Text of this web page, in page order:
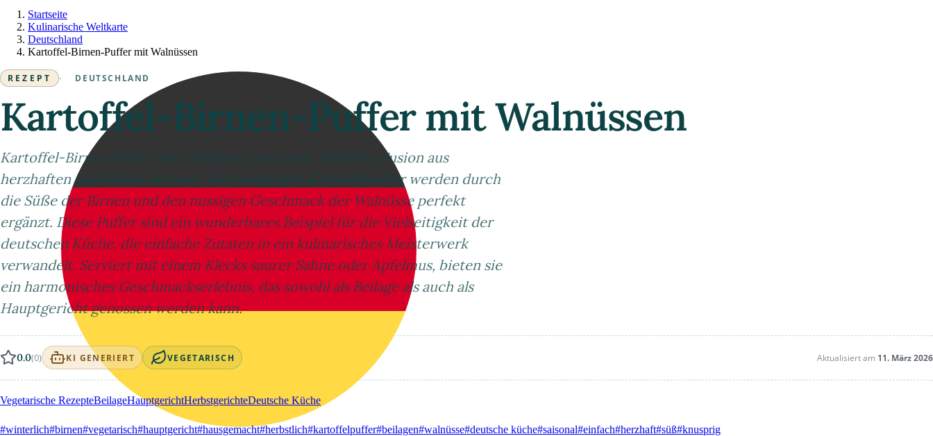
Startseite
Kulinarische Weltkarte
Deutschland
Kartoffel-Birnen-Puffer mit Walnüssen
REZEPT · DEUTSCHLAND
Kartoffel-Birnen-Puffer mit Walnüssen
Kartoffel-Birnen-Puffer mit Walnüssen sind eine köstliche Fusion aus
herzhaften und süßen Aromen. Die knusprigen Kartoffelpuffer werden durch
die Süße der Birnen und den nussigen Geschmack der Walnüsse perfekt
ergänzt. Diese Puffer sind ein wunderbares Beispiel für die Vielseitigkeit der
deutschen Küche, die einfache Zutaten in ein kulinarisches Meisterwerk
verwandelt. Serviert mit einem Klecks saurer Sahne oder Apfelmus, bieten sie
ein harmonisches Geschmackserlebnis, das sowohl als Beilage als auch als
Hauptgericht genossen werden kann.
0.0(0) KI GENERIERT VEGETARISCH Aktualisiert am 11. März 2026
Vegetarische RezepteBeilageHauptgerichtHerbstgerichteDeutsche Küche
#winterlich#birnen#vegetarisch#hauptgericht#hausgemacht#herbstlich#kartoffelpuffer#beilagen#walnüsse#deutsche küche#saisonal#einfach#herzhaft#süß#knusprig